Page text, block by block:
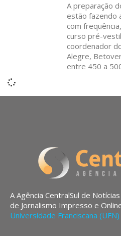
A preparação
estão fazendo
com
curso pré-
coordenador
Alegre,
entre 450 a
A Agência CentralSul de
de Jornalismo Impresso e
Universidade Franciscana (UFN)